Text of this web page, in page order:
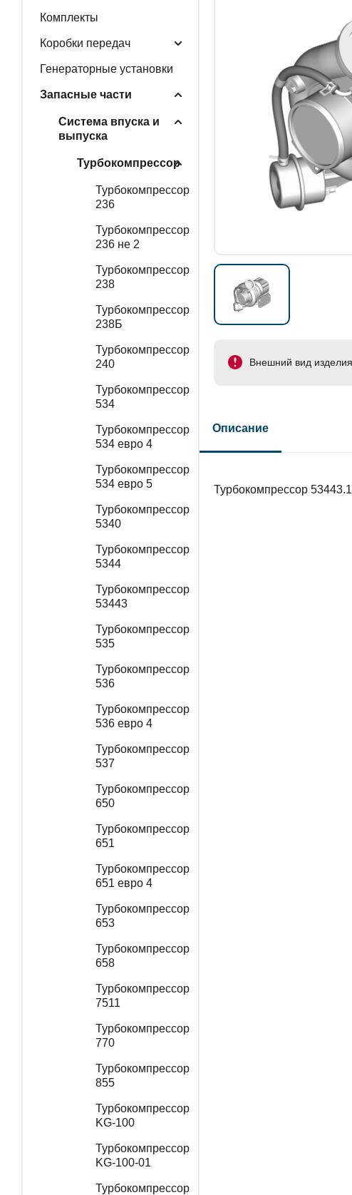
ГЕНЕРАТОРНЫЕ
ЗАПАСНЫЕ ЧАСТИ
РАСПРОДАЖА
Комплекты
Коробки передач
Генераторные установки
Запасные части
Система впуска и
выпуска
Турбокомпрессор
Турбокомпрессор
236
Турбокомпрессор
236 не 2
Турбокомпрессор
238
Турбокомпрессор
238Б
Турбокомпрессор
240
Турбокомпрессор
534
Турбокомпрессор
534 евро 4
Турбокомпрессор
534 евро 5
Турбокомпрессор
5340
Турбокомпрессор
5344
Турбокомпрессор
53443
Турбокомпрессор
535
Турбокомпрессор
536
Турбокомпрессор
536 евро 4
Турбокомпрессор
537
Турбокомпрессор
650
Турбокомпрессор
651
Турбокомпрессор
651 евро 4
Турбокомпрессор
653
Турбокомпрессор
658
Турбокомпрессор
7511
Турбокомпрессор
770
Турбокомпрессор
855
Турбокомпрессор
KG-100
Турбокомпрессор
KG-100-01
Турбокомпрессор
Внешний вид
Описание
Турбокомпрессор